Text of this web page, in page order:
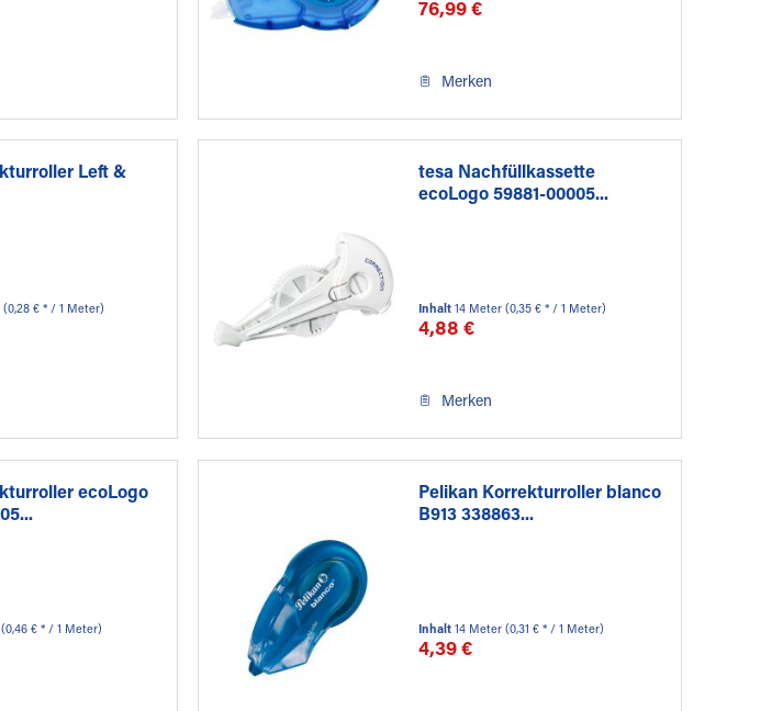
76,99 €
Merken
Left &
(0,28 € * / 1 Meter)
tesa Nachfüllkassette
ecoLogo 59881-00005...
Inhalt 14 Meter(0,35 € * / 1 Meter)
4,88 €
Merken
ecoLogo
(0,46 € * / 1 Meter)
Pelikan Korrekturroller blanco
B913 338863...
Inhalt14 Meter(0,31 € * / 1 Meter)
4,39 €